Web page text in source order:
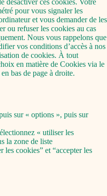
désactiver ces cookies. Votre
pour vous signaler les
et vous demander de les
ou refuser les cookies au cas
Nous vous rappelons que
vos conditions d’accès à nos
de cookies. À tout
en matière de Cookies via le
bas de page à droite.
sur « options », puis sur
« utiliser les
la zone de liste
les cookies” et “accepter les